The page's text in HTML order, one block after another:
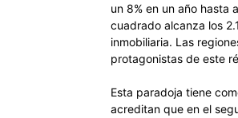
un 8% en un año hasta
cuadrado alcanza los
inmobiliaria. Las
protagonistas de este
Esta paradoja tiene
acreditan que en el